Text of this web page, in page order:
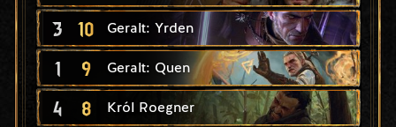
3 10 Geralt: Yrden
1 9 Geralt: Quen
4 8 Król Roegner